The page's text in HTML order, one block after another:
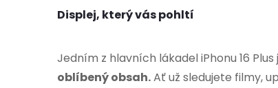
Displej, který vás pohltí
Jedním z hlavních lákadel iPhonu 16
oblíbený obsah.Ať už sledujete filmy,